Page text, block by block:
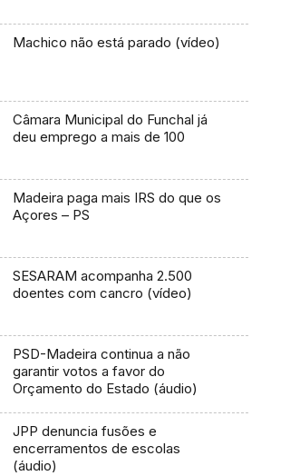
Machico não está parado (vídeo)
Câmara Municipal do Funchal já
deu emprego a mais de 100
Madeira paga mais IRS do que os
Açores – PS
SESARAM acompanha 2.500
doentes com cancro (vídeo)
PSD-Madeira continua a não
garantir votos a favor do
Orçamento do Estado (áudio)
JPP denuncia fusões e
encerramentos de escolas
(áudio)